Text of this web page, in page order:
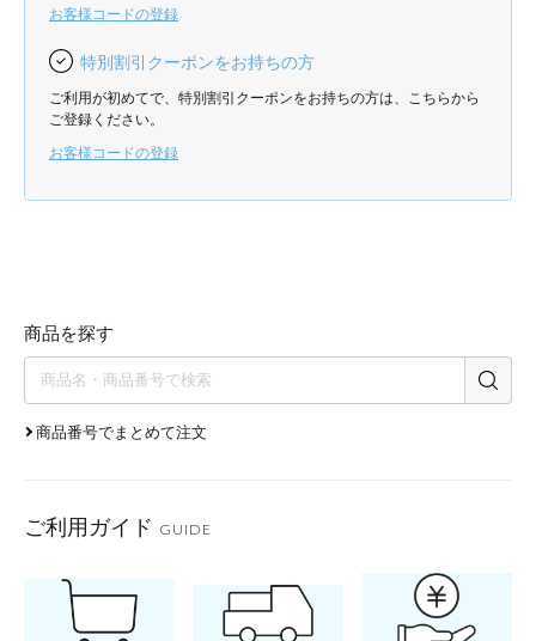
お客様コードの登録
特別割引クーポンをお持ちの方
ご利用が初めてで、特別割引クーポンをお持ちの方は、こちらから
ご登録ください。
お客様コードの登録
商品を探す
商品番号でまとめて注文
ご利用ガイド GUIDE